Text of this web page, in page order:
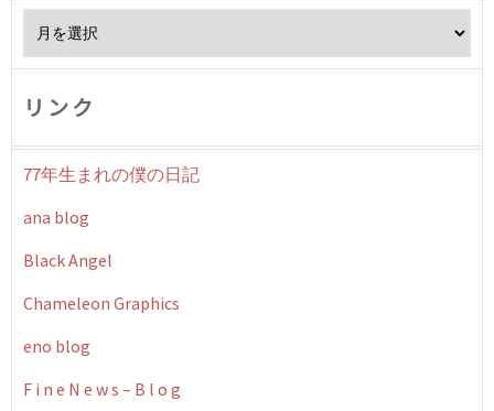
リンク
77年生まれの僕の日記
ana blog
Black Angel
Chameleon Graphics
eno blog
F i n e N e w s – B l o g